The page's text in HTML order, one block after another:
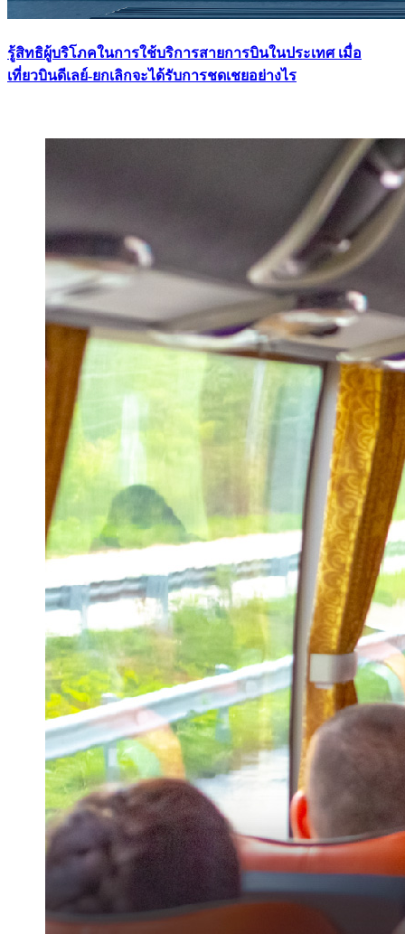
รู้สิทธิผู้บริโภคในการใช้บริการสายการบินในประเทศ เมื่อ
เที่ยวบินดีเลย์-ยกเลิกจะได้รับการชดเชยอย่างไร